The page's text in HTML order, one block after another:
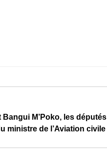
M’Poko, les députés
ministre de l’Aviation civile